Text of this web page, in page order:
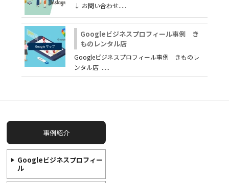
↓ お問い合わせ.....
Googleビジネスプロフィール事例 き
ものレンタル店
Googleビジネスプロフィール事例 きものレ
ンタル店 .....
事例紹介
Googleビジネスプロフィー
ル